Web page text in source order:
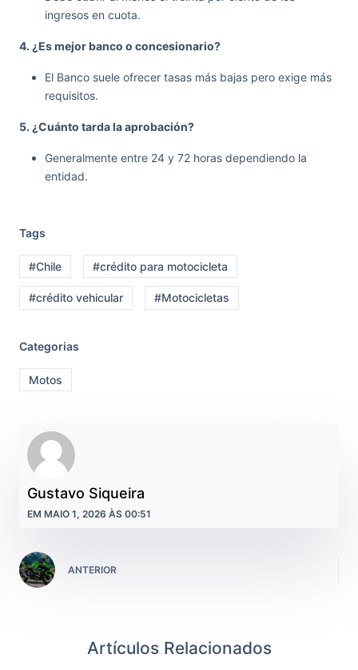
ingresos en cuota.
4. ¿Es mejor banco o concesionario?
El Banco suele ofrecer tasas más bajas pero exige más
requisitos.
5. ¿Cuánto tarda la aprobación?
Generalmente entre 24 y 72 horas dependiendo la
entidad.
Tags
#Chile #crédito para motocicleta
#crédito vehicular #Motocicletas
Categorias
Motos
Gustavo Siqueira
EM MAIO 1, 2026 ÀS 00:51
ANTERIOR
Artículos Relacionados